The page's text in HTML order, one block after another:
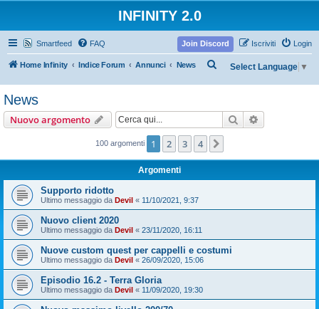
INFINITY 2.0
Smartfeed FAQ Login
Iscriviti
Join Discord
Home Infinity Indice Forum Annunci News Select Language ▼
News
Nuovo argomento Cerca
100 argomenti 1 2 3 4
Argomenti
Supporto ridotto
Ultimo messaggio da Devil « 11/10/2021, 9:37
Nuovo client 2020
Ultimo messaggio da Devil « 23/11/2020, 16:11
Nuove custom quest per cappelli e costumi
Ultimo messaggio da Devil « 26/09/2020, 15:06
Episodio 16.2 - Terra Gloria
Ultimo messaggio da Devil « 11/09/2020, 19:30